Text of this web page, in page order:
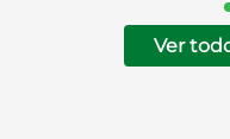
Ver